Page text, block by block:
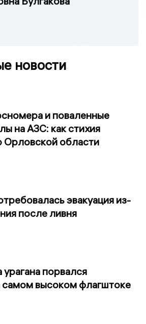
новости
и поваленные
на АЗС: как стихия
Орловской области
эвакуация из-
после ливня
порвался
самом высоком флагштоке